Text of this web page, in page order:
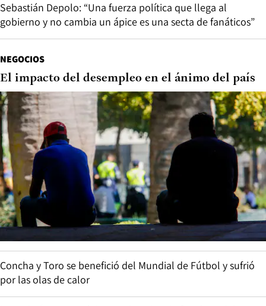
Sebastián Depolo: “Una fuerza política que llega al
gobierno y no cambia un ápice es una secta de fanáticos”
NEGOCIOS
El impacto del desempleo en el ánimo del país
Concha y Toro se benefició del Mundial de Fútbol y sufrió
por las olas de calor